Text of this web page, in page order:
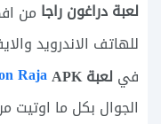
لعبة دراغون راجا من
للهاتف الاندرويد
في لعبة RajaAPK على الموبايل
الجوال بكل ما